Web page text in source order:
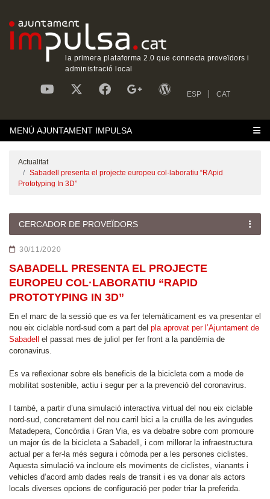
la primera plataforma 2.0 que connecta proveïdors i
administració local
ESP CAT
MENÚ AJUNTAMENT IMPULSA
Actualitat
Sabadell presenta el projecte europeu col·laboratiu “RApid
Prototyping In 3D”
CERCADOR DE PROVEÏDORS
30/11/2020
SABADELL PRESENTA EL PROJECTE
EUROPEU COL·LABORATIU “RAPID
PROTOTYPING IN 3D”
En el marc de la sessió que es va fer telemàticament es va presentar el
nou eix ciclable nord-sud com a part del pla aprovat per l’Ajuntament de
Sabadell
el passat mes de juliol per fer front a la pandèmia de
coronavirus.
Es va reflexionar sobre els beneficis de la bicicleta com a mode de
mobilitat sostenible, actiu i segur per a la prevenció del coronavirus.
I també, a partir d’una simulació interactiva virtual del nou eix ciclable
nord-sud, concretament del nou carril bici a la cruïlla de les avingudes
Matadepera, Concòrdia i Gran Via, es va debatre sobre com promoure
un major ús de la bicicleta a Sabadell, i com millorar la infraestructura
actual per a fer-la més segura i còmoda per a les persones ciclistes.
Aquesta simulació va incloure els moviments de ciclistes, vianants i
vehicles d’acord amb dades reals de transit i es va donar als actors
locals diverses opcions de configuració per poder triar la preferida.